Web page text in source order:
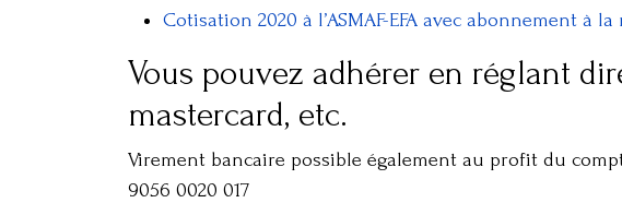
Cotisation 2020 à l’ASMAF-EFA avec abonnement à
Vous pouvez adhérer en réglant
mastercard, etc.
Virement bancaire possible également au profit du
9056 0020 017